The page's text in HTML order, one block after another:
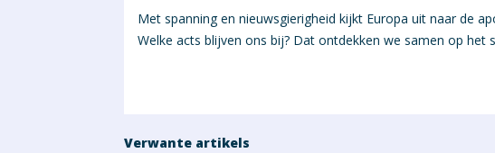
Met spanning en nieuwsgierigheid kijkt Europa uit naar de
Welke acts blijven ons bij? Dat ontdekken we samen op het
Verwante artikels